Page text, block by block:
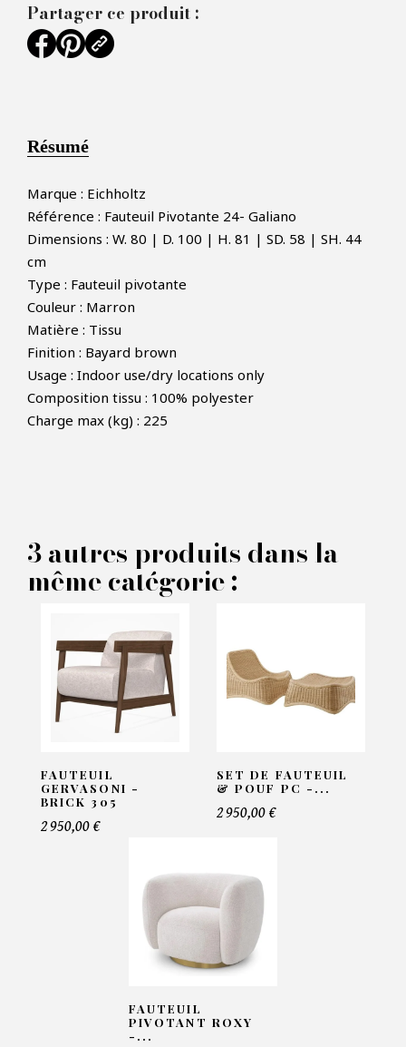
FAIRE UNE OFFRE
Fauteuil pivotante Galiano -
Eichholtz
VOS INFORMATIONS :
Nom*
Partager ce produit :
Résumé
Marque : Eichholtz
Référence : Fauteuil Pivotante 24- Galiano
Dimensions : W. 80 | D. 100 | H. 81 | SD. 58 | SH. 44
cm
Type : Fauteuil pivotante
Couleur : Marron
Matière : Tissu
Finition : Bayard brown
Usage : Indoor use/dry locations only
Composition tissu : 100% polyester
Charge max (kg) : 225
3 autres produits dans la
même catégorie :
FAUTEUIL
GERVASONI -
BRICK 305
2 950,00 €
SET DE FAUTEUIL
& POUF PC -...
2 950,00 €
FAUTEUIL
PIVOTANT ROXY
-...